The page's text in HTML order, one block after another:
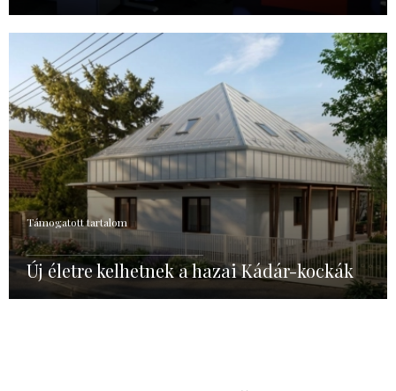
Támogatott tartalom
Új életre kelhetnek a hazai Kádár-kockák